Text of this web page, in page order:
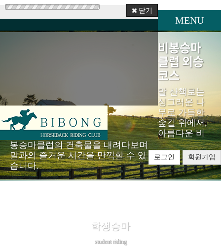
닫기
로그인 회원가입
MENU
비봉승마
클럽 외승
코스
말 산책로는
싱그러운 나
무로 가득한
숲길 위에서,
아름다운 비
봉승마클럽의 건축물을 내려다보며
말과의 즐거운 시간을 만끽할 수 있
습니다.
학생승마
student riding